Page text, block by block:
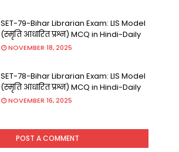
SET-79-Bihar Librarian Exam: LIS Model
(स्मृति आधारित प्रश्न) MCQ in Hindi-Daily
NOVEMBER 18, 2025
SET-78-Bihar Librarian Exam: LIS Model
(स्मृति आधारित प्रश्न) MCQ in Hindi-Daily
NOVEMBER 16, 2025
POST A COMMENT